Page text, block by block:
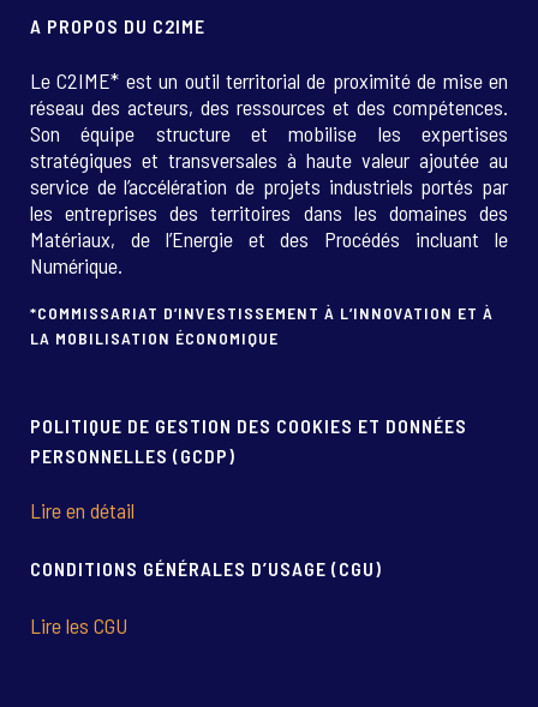
A PROPOS DU C2IME
Le C2IME* est un outil territorial de proximité de mise en
réseau des acteurs, des ressources et des compétences.
Son équipe structure et mobilise les expertises
stratégiques et transversales à haute valeur ajoutée au
service de l’accélération de projets industriels portés par
les entreprises des territoires dans les domaines des
Matériaux, de l’Energie et des Procédés incluant le
Numérique.
*COMMISSARIAT D’INVESTISSEMENT À L’INNOVATION ET À
LA MOBILISATION ÉCONOMIQUE
POLITIQUE DE GESTION DES COOKIES ET DONNÉES
PERSONNELLES (GCDP)
Lire en détail
CONDITIONS GÉNÉRALES D’USAGE (CGU)
Lire les CGU